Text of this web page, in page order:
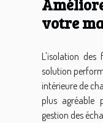
votre
L'isolation des
solution
intérieure de
plus agréable
gestion des